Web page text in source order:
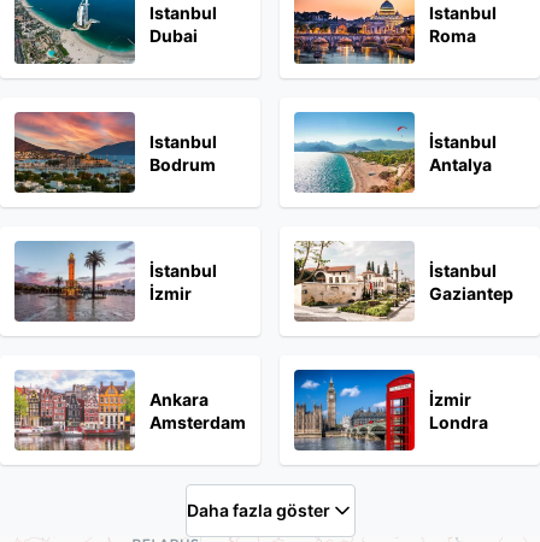
Istanbul
Dubai
Istanbul
Roma
Istanbul
Bodrum
İstanbul
Antalya
İstanbul
İzmir
İstanbul
Gaziantep
Ankara
Amsterdam
İzmir
Londra
Daha fazla göster